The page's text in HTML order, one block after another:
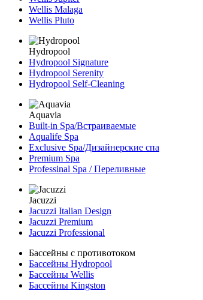
Wellis Malaga
Wellis Pluto
Hydropool
Hydropool Signature
Hydropool Serenity
Hydropool Self-Сleaning
Aquavia
Built-in Spa/Встраиваемые
Aqualife Spa
Exclusive Spa/Дизайнерские спа
Premium Spa
Professinal Spa / Переливные
Jacuzzi
Jacuzzi Italian Design
Jacuzzi Premium
Jacuzzi Professional
Бассейны с противотоком
Бассейны Hydropool
Бассейны Wellis
Бассейны Kingston